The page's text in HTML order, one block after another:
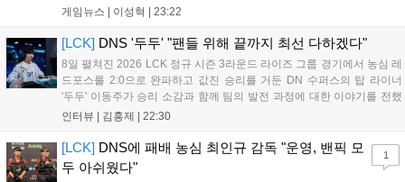
맞아 비치발리볼, 수상 오토바이 등 다채로운 이벤트가 열리고, 캐릭터
가능한 교환 코드 3종이 제공되며, 상세 일정은 공식 채널을 통해 확인할
수 있다....
게임뉴스 | 이성혁 23:22
[LCK] DNS '두두' "팬들 위해 끝까지 최선 다하겠다"
8일 펼쳐진 2026 LCK 정규 시즌 3라운드 라이즈 그룹 경기에서 농심 레
드포스를 2:0으로 완파하고 값진 승리를 거둔 DN 수퍼스의 탑 라이너
'두두' 이동주가 승리 소감과 함께 팀의 발전 과정에 대한 이야기를 전했
다. 먼저 오랜만의 2:0 완승에 대해 '두두'는 "진짜 오랜만에 거둔 2:0 승
인터뷰 | 김홍제 22:30
[LCK] DNS에 패배 농심 최인규 감독 "운영, 밴픽 모
두 아쉬웠다"
1